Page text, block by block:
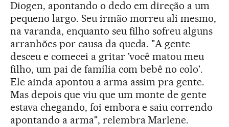
Diogen, apontando o dedo em direção a um
pequeno largo. Seu irmão morreu ali mesmo,
na varanda, enquanto seu filho sofreu alguns
arranhões por causa da queda. "A gente
desceu e comecei a gritar 'você matou meu
filho, um pai de família com bebê no colo'.
Ele ainda apontou a arma assim pra gente.
Mas depois que viu que um monte de gente
estava chegando, foi embora e saiu correndo
apontando a arma", relembra Marlene.